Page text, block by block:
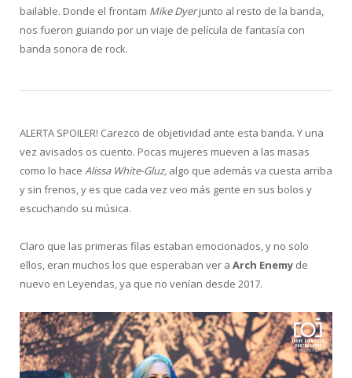
bailable. Donde el frontam Mike Dyerjunto al resto de la banda,
nos fueron guiando por un viaje de película de fantasía con
banda sonora de rock.
ALERTA SPOILER! Carezco de objetividad ante esta banda. Y una
vez avisados os cuento. Pocas mujeres mueven a las masas
como lo hace Alissa White-Gluz, algo que además va cuesta arriba
y sin frenos, y es que cada vez veo más gente en sus bolos y
escuchando su música.
Claro que las primeras filas estaban emocionados, y no solo
ellos, eran muchos los que esperaban ver a Arch Enemy de
nuevo en Leyendas, ya que no venían desde 2017.